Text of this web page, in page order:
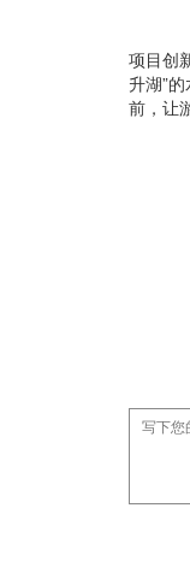
项目创
升湖”
前，让